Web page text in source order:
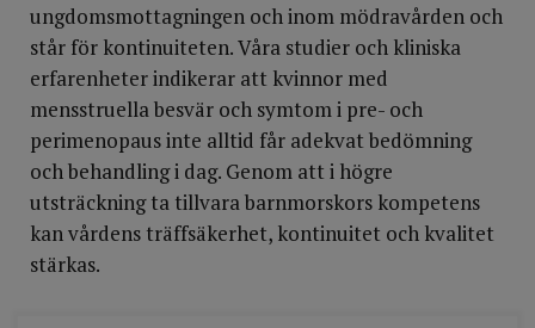
ungdomsmottagningen och inom mödravården och
står för kontinuiteten. Våra studier och kliniska
erfarenheter indikerar att kvinnor med
mensstruella besvär och symtom i pre- och
perimenopaus inte alltid får adekvat bedömning
och behandling i dag. Genom att i högre
utsträckning ta tillvara barnmorskors kompetens
kan vårdens träffsäkerhet, kontinuitet och kvalitet
stärkas.